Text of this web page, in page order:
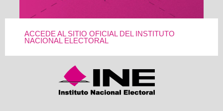
ACCEDE AL SITIO OFICIAL DEL INSTITUTO
NACIONAL ELECTORAL